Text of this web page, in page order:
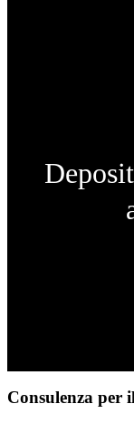
Consulenza per